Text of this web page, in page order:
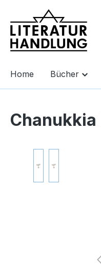
Zur
Home Bücher